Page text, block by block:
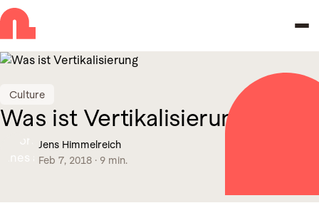
Skip to navigation
Skip to main content
Culture
Was ist Vertikalisierung
Jens Himmelreich
Feb 7, 2018 · 9 min.